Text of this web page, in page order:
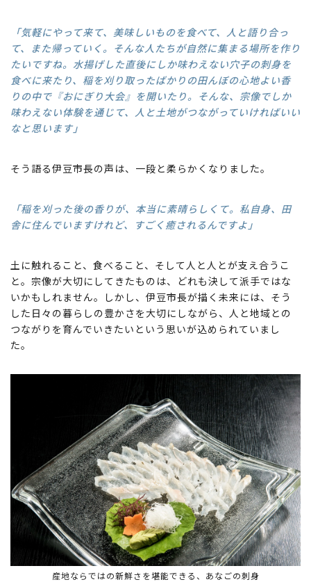
「気軽にやって来て、美味しいものを食べて、人と語り合っ
て、また帰っていく。そんな人たちが自然に集まる場所を作り
たいですね。水揚げした直後にしか味わえない穴子の刺身を
食べに来たり、稲を刈り取ったばかりの田んぼの心地よい香
りの中で『おにぎり大会』を開いたり。そんな、宗像でしか
味わえない体験を通じて、人と土地がつながっていければいい
なと思います」
そう語る伊豆市長の声は、一段と柔らかくなりました。
「稲を刈った後の香りが、本当に素晴らしくて。私自身、田
舎に住んでいますけれど、すごく癒されるんですよ」
土に触れること、食べること、そして人と人とが支え合うこ
と。宗像が大切にしてきたものは、どれも決して派手ではな
いかもしれません。しかし、伊豆市長が描く未来には、そう
した日々の暮らしの豊かさを大切にしながら、人と地域との
つながりを育んでいきたいという思いが込められていまし
た。
産地ならではの新鮮さを堪能できる、あなごの刺身